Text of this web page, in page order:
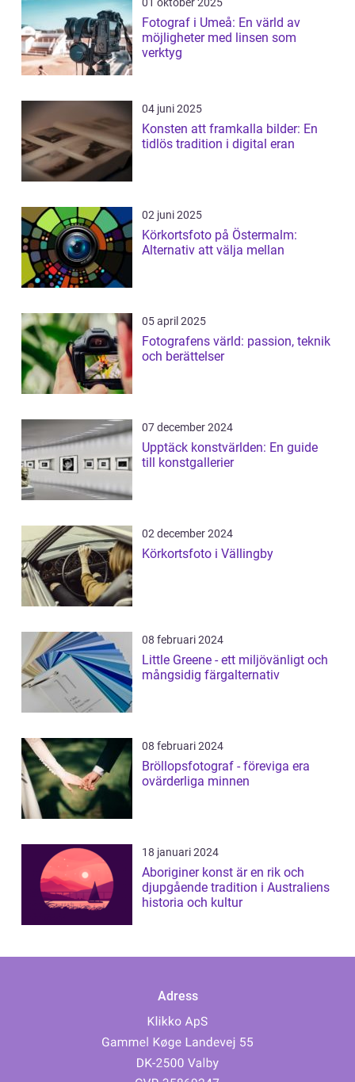
Fotograf i Umeå: En värld av
möjligheter med linsen som
verktyg
04 juni 2025
Konsten att framkalla bilder: En
tidlös tradition i digital eran
02 juni 2025
Körkortsfoto på Östermalm:
Alternativ att välja mellan
05 april 2025
Fotografens värld: passion, teknik
och berättelser
07 december 2024
Upptäck konstvärlden: En guide
till konstgallerier
02 december 2024
Körkortsfoto i Vällingby
08 februari 2024
Little Greene - ett miljövänligt och
mångsidig färgalternativ
08 februari 2024
Bröllopsfotograf - föreviga era
ovärderliga minnen
18 januari 2024
Aboriginer konst är en rik och
djupgående tradition i Australiens
historia och kultur
Adress